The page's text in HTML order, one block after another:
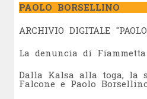
PAOLO BORSELLINO
ARCHIVIO DIGITALE
La denuncia di
Dalla Kalsa alla toga, la
Falcone e Paolo